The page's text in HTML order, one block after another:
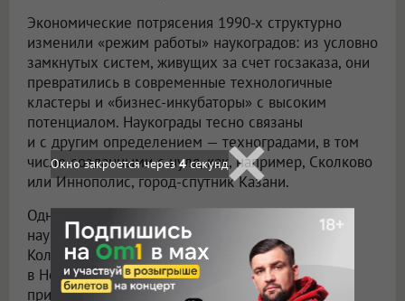
Экономические потрясения 1990-х структурно
изменили «режим работы» наукоградов: из условно
замкнутых систем, живущих за счет госзаказа, они
превратились в современные технологичные
кластеры и «бизнес-инкубаторы» с высоким
потенциалом. Наукограды тесно связаны
и с другим определением — техноградами, в том
числе созданными с нуля, как, например, Сколково
или Иннополис, город-спутник Казани.
Одной из успешных трансформаций советского
наукограда к современным реалиям считается
Кольцово — рабочий поселок городского типа
в Новосибирской области, практически
примыкающий к самому Новосибирску. Этот
Окно закроется через2секунд